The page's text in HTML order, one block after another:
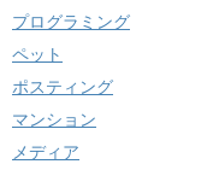
プログラミング
ペット
ポスティング
マンション
メディア